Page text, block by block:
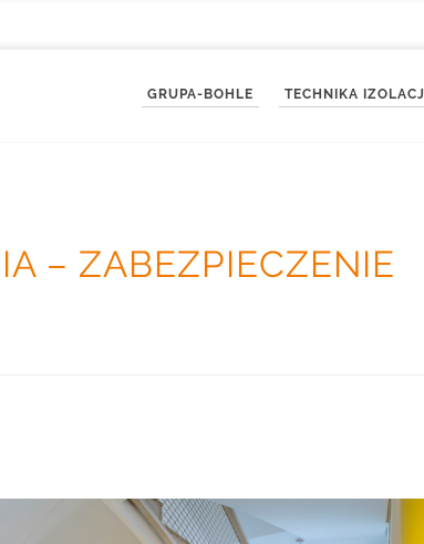
GRUPA-BOHLE TECHNIKA IZOLACJI
– ZABEZPIECZENIE